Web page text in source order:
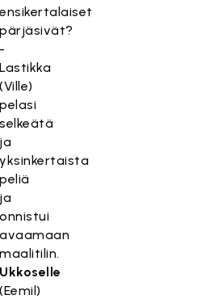
ensikertalaiset
pärjäsivät?
-
Lastikka
(Ville)
pelasi
selkeätä
ja
yksinkertaista
peliä
ja
onnistui
avaamaan
maalitilin.
Ukkoselle
(Eemil)